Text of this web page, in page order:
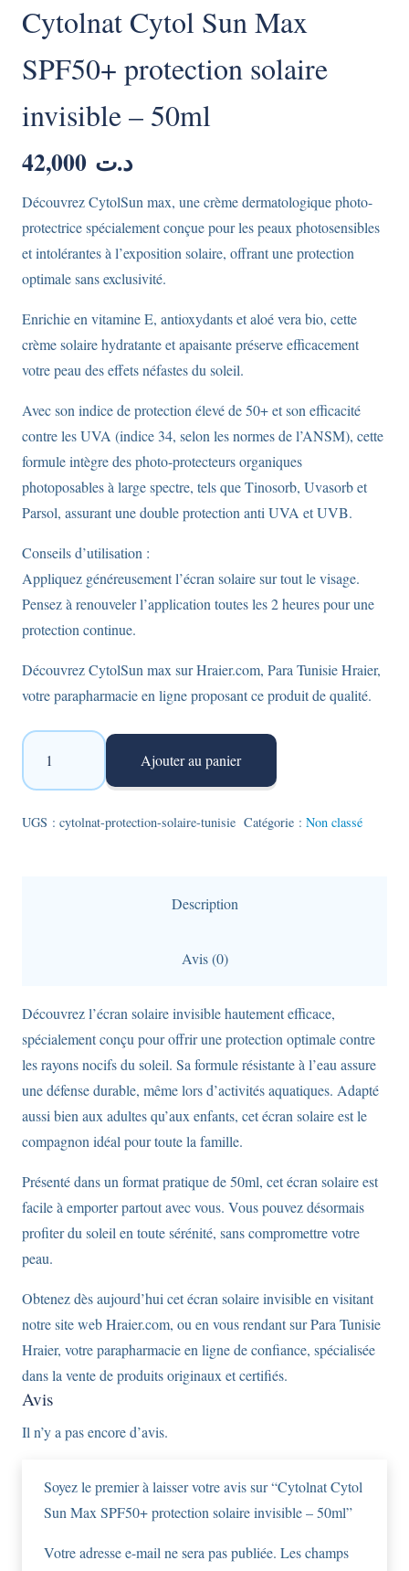
Cytolnat Cytol Sun Max
SPF50+ protection solaire
invisible – 50ml
د.ت
Découvrez CytolSun max, une crème dermatologique photo-
protectrice spécialement conçue pour les peaux photosensibles
et intolérantes à l’exposition solaire, offrant une protection
optimale sans exclusivité.
Enrichie en vitamine E, antioxydants et aloé vera bio, cette
crème solaire hydratante et apaisante préserve efficacement
votre peau des effets néfastes du soleil.
Avec son indice de protection élevé de 50+ et son efficacité
contre les UVA (indice 34, selon les normes de l’ANSM), cette
formule intègre des photo-protecteurs organiques
photoposables à large spectre, tels que Tinosorb, Uvasorb et
Parsol, assurant une double protection anti UVA et UVB.
Conseils d’utilisation :
Appliquez généreusement l’écran solaire sur tout le visage.
Pensez à renouveler l’application toutes les 2 heures pour une
protection continue.
Découvrez CytolSun max sur Hraier.com, Para Tunisie Hraier,
votre parapharmacie en ligne proposant ce produit de qualité.
quantité
Cytolnat
Cytol
50ml
Ajouter au panier
UGS : cytolnat-protection-solaire-tunisie Catégorie : Non classé
Description
Avis (0)
Découvrez l’écran solaire invisible hautement efficace,
spécialement conçu pour offrir une protection optimale contre
les rayons nocifs du soleil. Sa formule résistante à l’eau assure
une défense durable, même lors d’activités aquatiques. Adapté
aussi bien aux adultes qu’aux enfants, cet écran solaire est le
compagnon idéal pour toute la famille.
Présenté dans un format pratique de 50ml, cet écran solaire est
facile à emporter partout avec vous. Vous pouvez désormais
profiter du soleil en toute sérénité, sans compromettre votre
peau.
Obtenez dès aujourd’hui cet écran solaire invisible en visitant
notre site web Hraier.com, ou en vous rendant sur Para Tunisie
Hraier, votre parapharmacie en ligne de confiance, spécialisée
dans la vente de produits originaux et certifiés.
Avis
Il n’y a pas encore d’avis.
Soyez le premier à laisser votre avis sur “Cytolnat Cytol
Sun Max SPF50+ protection solaire invisible – 50ml”
Votre adresse e-mail ne sera pas publiée. Les champs